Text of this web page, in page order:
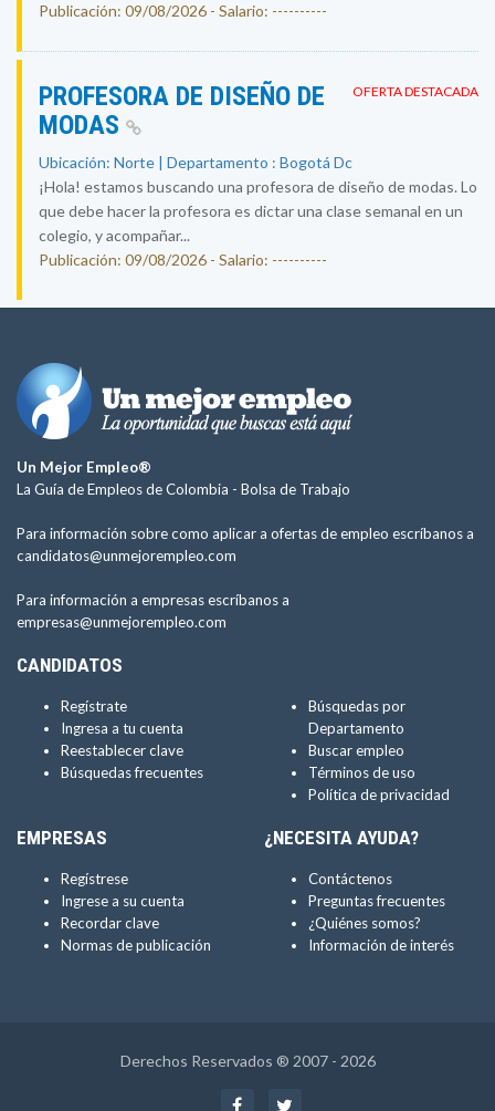
Publicación: 09/08/2026 - Salario: ----------
OFERTA DESTACADA
PROFESORA DE DISEÑO DE
MODAS
Ubicación: Norte | Departamento : Bogotá Dc
¡Hola! estamos buscando una profesora de diseño de modas. Lo
que debe hacer la profesora es dictar una clase semanal en un
colegio, y acompañar...
Publicación: 09/08/2026 - Salario: ----------
Un Mejor Empleo®
La Guía de Empleos de Colombia - Bolsa de Trabajo
Para información sobre como aplicar a ofertas de empleo escríbanos a
candidatos@unmejorempleo.com
Para información a empresas escríbanos a
empresas@unmejorempleo.com
CANDIDATOS
Regístrate
Ingresa a tu cuenta
Reestablecer clave
Búsquedas frecuentes
Búsquedas por
Departamento
Buscar empleo
Términos de uso
Política de privacidad
EMPRESAS
Regístrese
Ingrese a su cuenta
Recordar clave
Normas de publicación
¿NECESITA AYUDA?
Contáctenos
Preguntas frecuentes
¿Quiénes somos?
Información de interés
Derechos Reservados ® 2007 - 2026
Facebook